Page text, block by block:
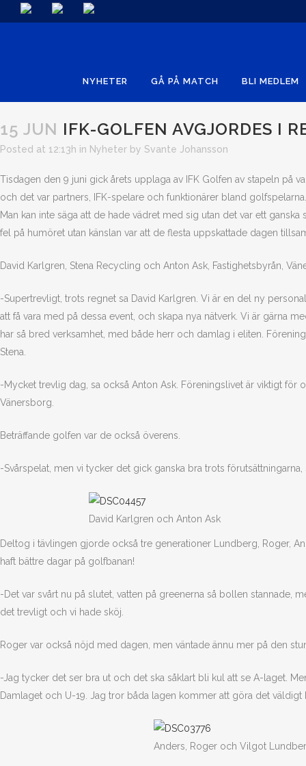
NYHETER GÅ PÅ MATCH BLI MEDLEM
15 JUN IFK-GOLFEN AVGJORDES I
Posted at 12:13h in Nyheter by Svante Johansson
Tisdagen den 9 juni gick årets upplaga av IFK Golfen av stapeln på
och det var partners, IFK-spelare och funktionärer bland golfspelarna.
Man kan inte säga att de hade vädret med sig utan det var ett
fel på humöret utan känslan var att de flesta uppskattade dagen
David Karlgren, Stena Recycling och Anton Ask, Fastighetsbyrån,
-Supertrevligt, trots regnet sa David Karlgren. Vi är en del ny
att få vara med på dessa event, och skapa nya nätverk. Vi är gärna
har så bred verksamhet, med både herr och damlag i eliten.
Stena.
-Mycket trevlig dag, sa också Anton Ask. Föreningslivet är viktigt för
Vänersborg.
Beträffande golfen var de också överens.
-Svårspelat, men vi tycker det gick ganska bra trots förutsättningarna,
David Karlgren och Anton Ask
Deltog i tävlingen gjorde också tre generationer Lundberg, Roger,
haft bättre dagar på golfbanan!
-Det var svårt nu på slutet, vatten på greenerna så bollen stannade,
det trevligt och vi hade sköj.
Roger var också nöjd med dagen, men väntade ännu mer på den
-Jag tycker det ser bra ut och det ska såklart bli kul att se A-laget.
Damlaget och U-19. Jag tror båda lagen kommer att göra det väldigt
Anders, Roger och Vilgot